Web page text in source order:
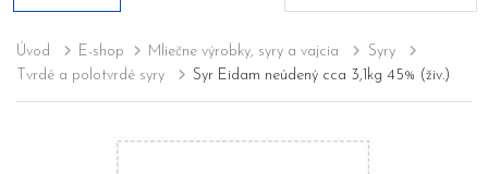
Úvod E-shop Mliečne výrobky, syry a vajcia
Syry
Tvrdé a polotvrdé syry
Syr Eidam neúdený cca 3,1kg 45% (živ.)